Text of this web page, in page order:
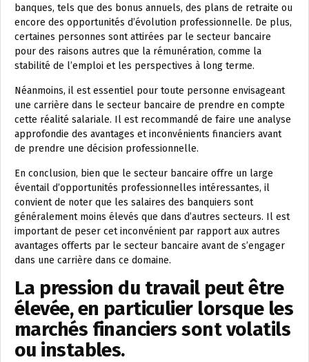
banques, tels que des bonus annuels, des plans de retraite ou
encore des opportunités d’évolution professionnelle. De plus,
certaines personnes sont attirées par le secteur bancaire
pour des raisons autres que la rémunération, comme la
stabilité de l’emploi et les perspectives à long terme.
Néanmoins, il est essentiel pour toute personne envisageant
une carrière dans le secteur bancaire de prendre en compte
cette réalité salariale. Il est recommandé de faire une analyse
approfondie des avantages et inconvénients financiers avant
de prendre une décision professionnelle.
En conclusion, bien que le secteur bancaire offre un large
éventail d’opportunités professionnelles intéressantes, il
convient de noter que les salaires des banquiers sont
généralement moins élevés que dans d’autres secteurs. Il est
important de peser cet inconvénient par rapport aux autres
avantages offerts par le secteur bancaire avant de s’engager
dans une carrière dans ce domaine.
La pression du travail peut être
élevée, en particulier lorsque les
marchés financiers sont volatils
ou instables.